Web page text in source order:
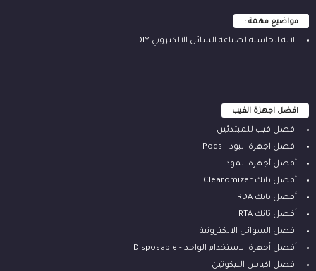
مواضيع مهمة :
الآلة ‫الحاسبة لصناعة السائل الالكتروني‬ DIY
افضل اجهزة الفيب
افضل فيب للمبتدئين
افضل اجهزة البود - Pods
أفضل أجهزة المود
أفضل تانك Clearomizer
أفضل تانك RDA
أفضل تانك RTA
افضل السوائل الالكترونية
أفضل أجهزة الاستخدام الواحد - Disposable
افضل اكياس النيكوتين